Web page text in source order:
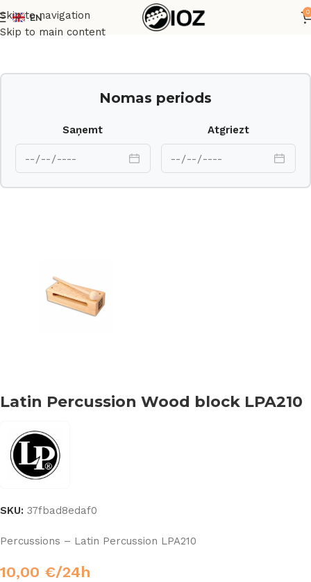
Skip to navigation
Skip to main content
EN
0
Sākums Perkusijas
Nomas periods
Saņemt Atgriezt
Latin Percussion Wood block LPA210
SKU: 37fbad8edaf0
Percussions – Latin Percussion LPA210
10,00 €/24h